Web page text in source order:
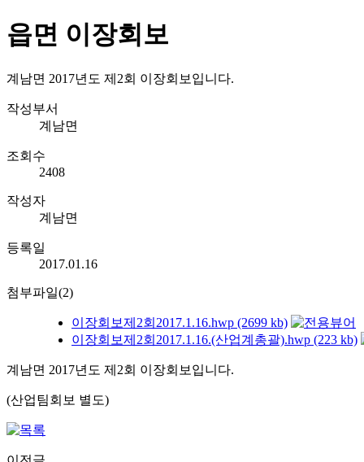
읍면 이장회보
계남면 2017년도 제2회 이장회보입니다.
작성부서
계남면
조회수
2408
작성자
계남면
등록일
2017.01.16
첨부파일(2)
이장회보제2회2017.1.16.hwp (2699 kb)
이장회보제2회2017.1.16.(산업계총괄).hwp (223 kb)
계남면 2017년도 제2회 이장회보입니다.
(산업팀회보 별도)